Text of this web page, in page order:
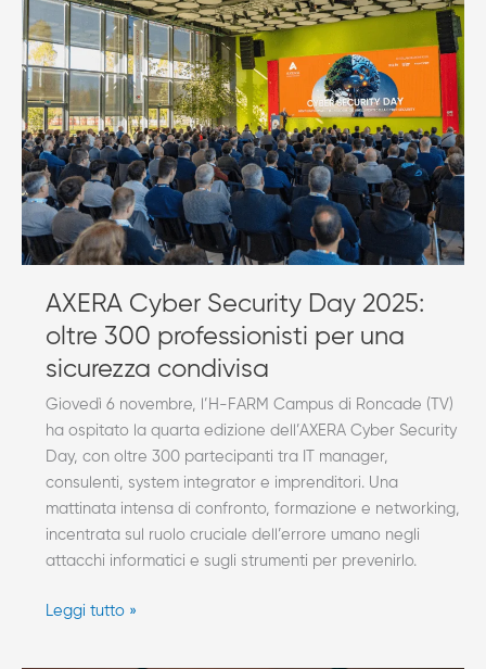
AXERA Cyber Security Day 2025:
oltre 300 professionisti per una
sicurezza condivisa
Giovedì 6 novembre, l’H-FARM Campus di Roncade (TV)
ha ospitato la quarta edizione dell’AXERA Cyber Security
Day, con oltre 300 partecipanti tra IT manager,
consulenti, system integrator e imprenditori. Una
mattinata intensa di confronto, formazione e networking,
incentrata sul ruolo cruciale dell’errore umano negli
attacchi informatici e sugli strumenti per prevenirlo.
Cyber
Security
Day
2025:
oltre
300
professionisti
per
una
sicurezza
Leggi tutto »